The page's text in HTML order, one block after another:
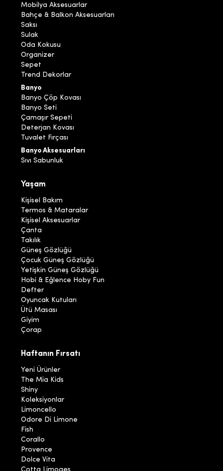
Mobilya Aksesuarlar
Bahçe & Balkon Aksesuarları
Saksı
Sulak
Oda Kokusu
Organizer
Sepet
Trend Dekorlar
Banyo
Banyo Çöp Kovası
Banyo Seti
Çamaşır Sepeti
Deterjan Kovası
Tuvalet Fırçası
Banyo Aksesuarları
Sıvı Sabunluk
Yaşam
Kişisel Bakım
Termos & Mataralar
Kişisel Aksesuarlar
Çanta
Takılık
Güneş Gözlüğü
Çocuk Güneş Gözlüğü
Yetişkin Güneş Gözlüğü
Hobi & Eğlence Hoby Fun
Defter
Oyuncak Kutuları
Ütü Masası
Giyim
Çorap
Haftanın Fırsatı
Yeni Ürünler
The Mia Kids
Shiny
Koleksiyonlar
Limoncello
Odore Di Limone
Fish
Corallo
Provence
Dolce Vita